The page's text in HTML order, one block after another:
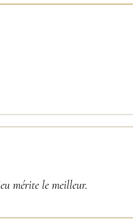
mérite le meilleur.